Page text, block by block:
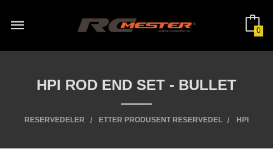
innholdet
0
HPI ROD END SET - BULLET
RESERVEDELER ETTER PRODUSENT RESERVEDEL HPI